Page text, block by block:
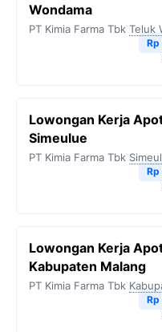
Wondama
PT Kimia Farma Tbk Teluk
Lowongan Kerja
Simeulue
PT Kimia Farma Tbk
Lowongan Kerja
Kabupaten Malang
PT Kimia Farma Tbk